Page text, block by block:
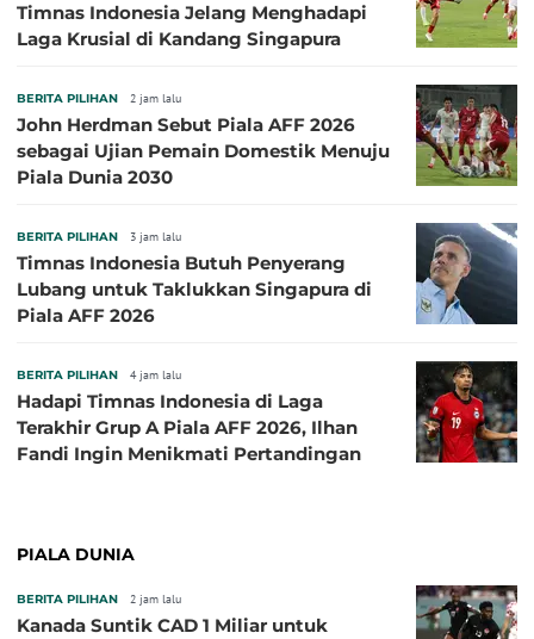
Timnas Indonesia Jelang Menghadapi
Laga Krusial di Kandang Singapura
BERITA PILIHAN 2 jam lalu
John Herdman Sebut Piala AFF 2026
sebagai Ujian Pemain Domestik Menuju
Piala Dunia 2030
BERITA PILIHAN 3 jam lalu
Timnas Indonesia Butuh Penyerang
Lubang untuk Taklukkan Singapura di
Piala AFF 2026
BERITA PILIHAN 4 jam lalu
Hadapi Timnas Indonesia di Laga
Terakhir Grup A Piala AFF 2026, Ilhan
Fandi Ingin Menikmati Pertandingan
PIALA DUNIA
BERITA PILIHAN 2 jam lalu
Kanada Suntik CAD 1 Miliar untuk